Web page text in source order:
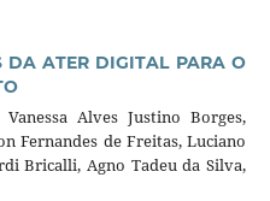
DA ATER DIGITAL PARA O
Alves Justino Borges,
Fernandes de Freitas, Luciano
Bricalli, Agno Tadeu da Silva,